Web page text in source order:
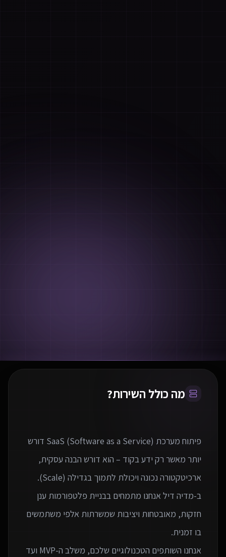
מה כולל השירות?
פיתוח מערכת SaaS (Software as a Service) דורש
יותר מאשר רק ידע בקוד – הוא דורש הבנה עסקית,
ב-מדיה דיל אנחנו מתמחים בבניית פלטפורמות ענן
חזקות, מאובטחות ויציבות שמשרתות אלפי משתמשים
אנחנו השותפים הטכנולוגיים שלכם, משלב ה-MVP ועד